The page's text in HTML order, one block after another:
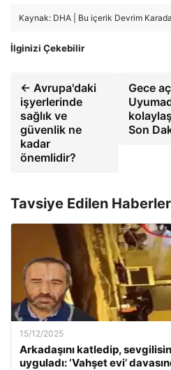
Kaynak: DHA | Bu içerik Devrim
İlginizi Çekebilir
← Avrupa'daki
işyerlerinde
sağlık ve
güvenlik ne
kadar
önemlidir?
Gece
Son
Tavsiye Edilen Haberler
15/12/2025
Arkadaşını katledip,
uyguladı: ‘Vahşet evi’